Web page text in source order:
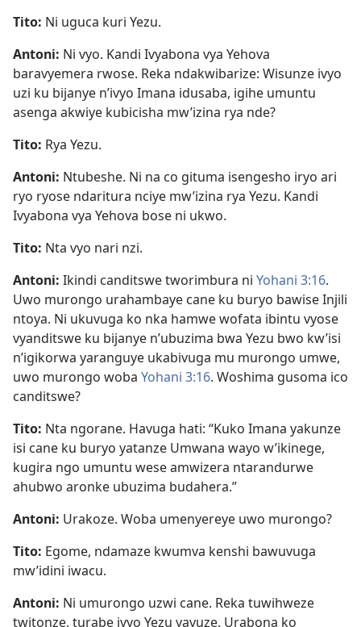
Tito: Ni uguca kuri Yezu.
Antoni: Ni vyo. Kandi Ivyabona vya Yehova
baravyemera rwose. Reka ndakwibarize: Wisunze ivyo
uzi ku bijanye n’ivyo Imana idusaba, igihe umuntu
asenga akwiye kubicisha mw’izina rya nde?
Tito: Rya Yezu.
Antoni: Ntubeshe. Ni na co gituma isengesho iryo ari
ryo ryose ndaritura nciye mw’izina rya Yezu. Kandi
Ivyabona vya Yehova bose ni ukwo.
Tito: Nta vyo nari nzi.
Antoni: Ikindi canditswe tworimbura ni Yohani 3:16.
Uwo murongo urahambaye cane ku buryo bawise Injili
ntoya. Ni ukuvuga ko nka hamwe wofata ibintu vyose
vyanditswe ku bijanye n’ubuzima bwa Yezu bwo kw’isi
n’igikorwa yaranguye ukabivuga mu murongo umwe,
uwo murongo woba Yohani 3:16. Woshima gusoma ico
canditswe?
Tito: Nta ngorane. Havuga hati: “Kuko Imana yakunze
isi cane ku buryo yatanze Umwana wayo w’ikinege,
kugira ngo umuntu wese amwizera ntarandurwe
ahubwo aronke ubuzima budahera.”
Antoni: Urakoze. Woba umenyereye uwo murongo?
Tito: Egome, ndamaze kwumva kenshi bawuvuga
mw’idini iwacu.
Antoni: Ni umurongo uzwi cane. Reka tuwihweze
twitonze, turabe ivyo Yezu yavuze. Urabona ko